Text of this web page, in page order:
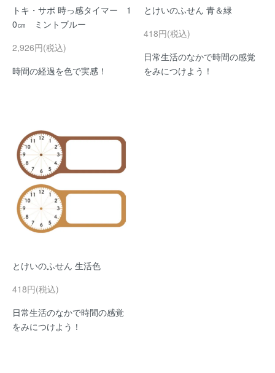
トキ・サポ 時っ感タイマー 1
0㎝ ミントブルー
2,926円(税込)
時間の経過を色で実感！
とけいのふせん 青＆緑
418円(税込)
日常生活のなかで時間の感覚
をみにつけよう！
とけいのふせん 生活色
418円(税込)
日常生活のなかで時間の感覚
をみにつけよう！